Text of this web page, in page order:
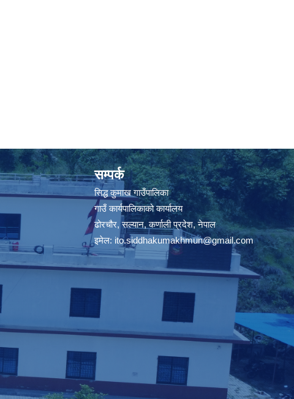
सम्पर्क
सिद्ध कुमाख गाउँपालिका
गाउँ कार्यपालिकाको कार्यालय
ढोरचौर, सल्यान, कर्णाली प्रदेश, नेपाल
इमेल: ito.siddhakumakhmun@gmail.com